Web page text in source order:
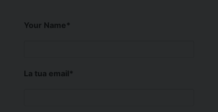
Your Name*
La tua email*